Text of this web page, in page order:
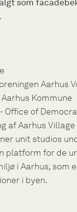
som
Aarhus
Kommune
Office of
af Aarhus
unit studios
platform for de
i Aarhus, som
i byen.